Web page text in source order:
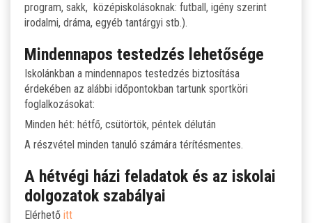
program, sakk, középiskolásoknak: futball, igény szerint
irodalmi, dráma, egyéb tantárgyi stb.).
Mindennapos testedzés lehetősége
Iskolánkban a mindennapos testedzés biztosítása
érdekében az alábbi időpontokban tartunk sportköri
foglalkozásokat:
Minden hét: hétfő, csütörtök, péntek délután
A részvétel minden tanuló számára térítésmentes.
A hétvégi házi feladatok és az iskolai
dolgozatok szabályai
Elérhető itt